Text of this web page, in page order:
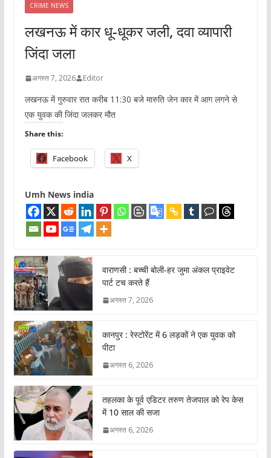
CRIME NEWS
लखनऊ में कार धू-धूकर जली, दवा व्यापारी
जिंदा जला
अगस्त 7, 2026 Editor
लखनऊ में गुरुवार रात करीब 11:30 बजे मारुति जेन कार में आग लगने से
एक युवक की जिंदा जलकर मौत
Share this:
Facebook X
Umh News india
वाराणसी : बच्ची बोली-हर जुमा अंकल प्राइवेट
पार्ट टच करते हैं
अगस्त 7, 2026
कानपुर : रेस्टोरेंट में 6 लड़कों ने एक युवक को
पीटा
अगस्त 6, 2026
तहलका के पूर्व एडिटर तरुण तेजपाल को रेप केस
में 10 साल की सजा
अगस्त 6, 2026